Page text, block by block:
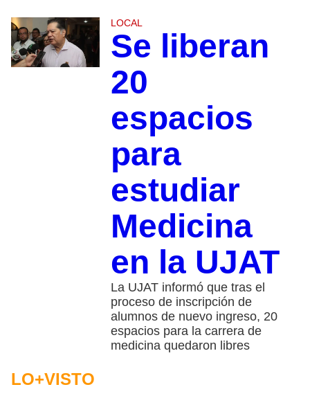
LOCAL
Se liberan
20
espacios
para
estudiar
Medicina
en la UJAT
La UJAT informó que tras el
proceso de inscripción de
alumnos de nuevo ingreso, 20
espacios para la carrera de
medicina quedaron libres
LO+VISTO